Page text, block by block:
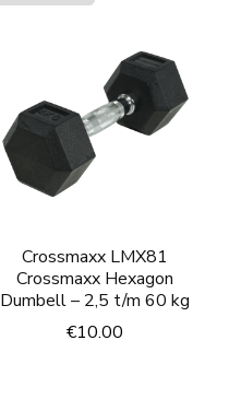
Crossmaxx LMX81
Crossmaxx Hexagon
Dumbell – 2,5 t/m 60 kg
€10.00